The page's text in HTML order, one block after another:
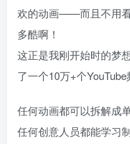
欢的动画——而且不用
多酷啊！
这正是我刚开始时的梦
了一个10万+个
任何动画都可以拆解成
任何创意人员都能学习